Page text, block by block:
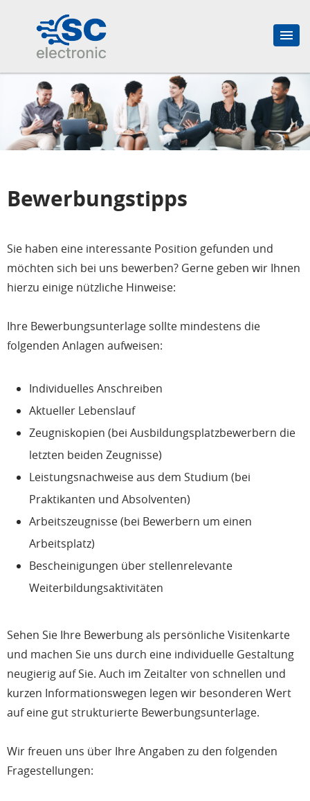
Bewerbungstipps
Sie haben eine interessante Position gefunden und
möchten sich bei uns bewerben? Gerne geben wir Ihnen
hierzu einige nützliche Hinweise:
Ihre Bewerbungsunterlage sollte mindestens die
folgenden Anlagen aufweisen:
Individuelles Anschreiben
Aktueller Lebenslauf
Zeugniskopien (bei Ausbildungsplatzbewerbern die
letzten beiden Zeugnisse)
Leistungsnachweise aus dem Studium (bei
Praktikanten und Absolventen)
Arbeitszeugnisse (bei Bewerbern um einen
Arbeitsplatz)
Bescheinigungen über stellenrelevante
Weiterbildungsaktivitäten
Sehen Sie Ihre Bewerbung als persönliche Visitenkarte
und machen Sie uns durch eine individuelle Gestaltung
neugierig auf Sie. Auch im Zeitalter von schnellen und
kurzen Informationswegen legen wir besonderen Wert
auf eine gut strukturierte Bewerbungsunterlage.
Wir freuen uns über Ihre Angaben zu den folgenden
Fragestellungen: